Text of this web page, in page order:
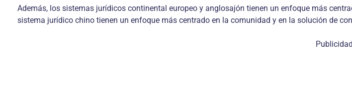
Además, los sistemas jurídicos continental europeo y anglosajón tienen un enfoque más
sistema jurídico chino tienen un enfoque más centrado en la comunidad y en la solución de
Publicidad